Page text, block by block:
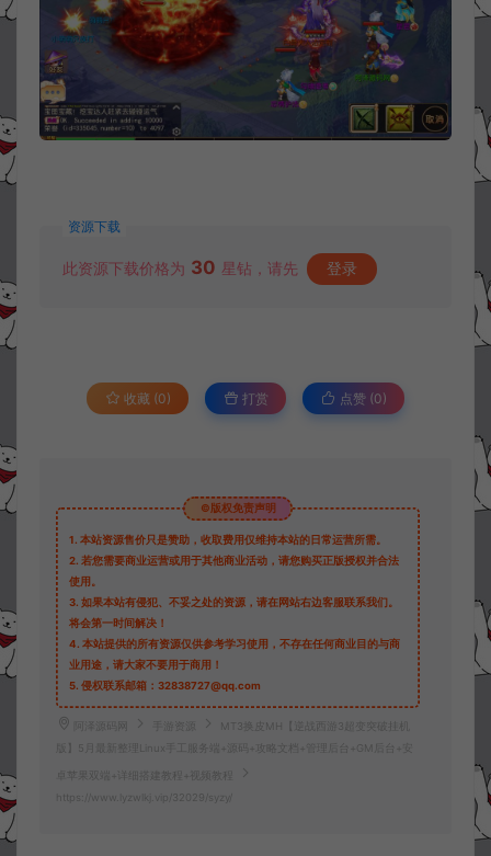
资源下载
此资源下载价格为 30 星钻，请先 登录
收藏 (0) 打赏 点赞 (0)
©版权免责声明
1. 本站资源售价只是赞助，收取费用仅维持本站的日常运营所需。
2. 若您需要商业运营或用于其他商业活动，请您购买正版授权并合法
使用。
3. 如果本站有侵犯、不妥之处的资源，请在网站右边客服联系我们。
将会第一时间解决！
4. 本站提供的所有资源仅供参考学习使用，不存在任何商业目的与商
业用途，请大家不要用于商用！
5. 侵权联系邮箱：32838727@qq.com
阿泽源码网 手游资源
MT3换皮MH【逆战西游3超变突破挂机
版】5月最新整理Linux手工服务端+源码+攻略文档+管理后台+GM后台+安
卓苹果双端+详细搭建教程+视频教程
https://www.lyzwlkj.vip/32029/syzy/